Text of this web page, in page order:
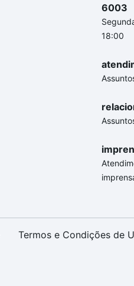
6003
18:00
Termos e Condições de